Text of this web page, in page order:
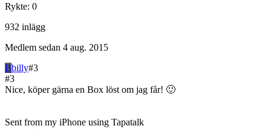
Rykte: 0
932 inlägg
Medlem sedan 4 aug. 2015
Bbilly#3
#3
Nice, köper gärna en Box löst om jag får! 🙂
Sent from my iPhone using Tapatalk